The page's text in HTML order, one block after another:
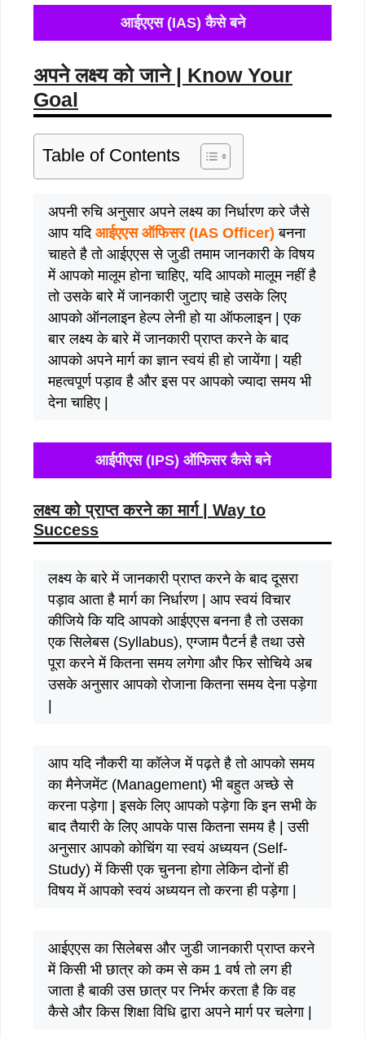
आईएएस (IAS) कैसे बने
अपने लक्ष्य को जाने | Know Your
Goal
Table of Contents
अपनी रुचि अनुसार अपने लक्ष्य का निर्धारण करे जैसे
आप यदि आईएएस ऑफिसर (IAS Officer) बनना
चाहते है तो आईएएस से जुडी तमाम जानकारी के विषय
में आपको मालूम होना चाहिए, यदि आपको मालूम नहीं है
तो उसके बारे में जानकारी जुटाए चाहे उसके लिए
आपको ऑनलाइन हेल्प लेनी हो या ऑफलाइन | एक
बार लक्ष्य के बारे में जानकारी प्राप्त करने के बाद
आपको अपने मार्ग का ज्ञान स्वयं ही हो जायेंगा | यही
महत्वपूर्ण पड़ाव है और इस पर आपको ज्यादा समय भी
देना चाहिए |
आईपीएस (IPS) ऑफिसर कैसे बने
लक्ष्य को प्राप्त करने का मार्ग | Way to
Success
लक्ष्य के बारे में जानकारी प्राप्त करने के बाद दूसरा
पड़ाव आता है मार्ग का निर्धारण | आप स्वयं विचार
कीजिये कि यदि आपको आईएएस बनना है तो उसका
एक सिलेबस (Syllabus), एग्जाम पैटर्न है तथा उसे
पूरा करने में कितना समय लगेगा और फिर सोचिये अब
उसके अनुसार आपको रोजाना कितना समय देना पड़ेगा
|
आप यदि नौकरी या कॉलेज में पढ़ते है तो आपको समय
का मैनेजमेंट (Management) भी बहुत अच्छे से
करना पड़ेगा | इसके लिए आपको पड़ेगा कि इन सभी के
बाद तैयारी के लिए आपके पास कितना समय है | उसी
अनुसार आपको कोचिंग या स्वयं अध्ययन (Self-
Study) में किसी एक चुनना होगा लेकिन दोनों ही
विषय में आपको स्वयं अध्ययन तो करना ही पड़ेगा |
आईएएस का सिलेबस और जुडी जानकारी प्राप्त करने
में किसी भी छात्र को कम से कम 1 वर्ष तो लग ही
जाता है बाकी उस छात्र पर निर्भर करता है कि वह
कैसे और किस शिक्षा विधि द्वारा अपने मार्ग पर चलेगा |